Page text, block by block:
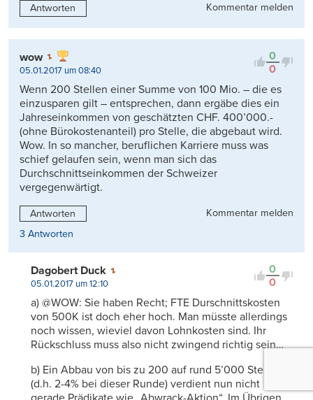
Antworten Kommentar melden
0
0
wow
05.01.2017 um 08:40
Wenn 200 Stellen einer Summe von 100 Mio. – die es
einzusparen gilt – entsprechen, dann ergäbe dies ein
Jahreseinkommen von geschätzten CHF. 400’000.-
(ohne Bürokostenanteil) pro Stelle, die abgebaut wird.
Wow. In so mancher, beruflichen Karriere muss was
schief gelaufen sein, wenn man sich das
Durchschnittseinkommen der Schweizer
vergegenwärtigt.
Antworten
Kommentar melden
3 Antworten
0
0
Dagobert Duck
05.01.2017 um 12:10
a) @WOW: Sie haben Recht; FTE Durschnittskosten
von 500K ist doch eher hoch. Man müsste allerdings
noch wissen, wieviel davon Lohnkosten sind. Ihr
Rückschluss muss also nicht zwingend richtig sein…
b) Ein Abbau von bis zu 200 auf rund 5’000 Stellen
(d.h. 2-4% bei dieser Runde) verdient nun nicht